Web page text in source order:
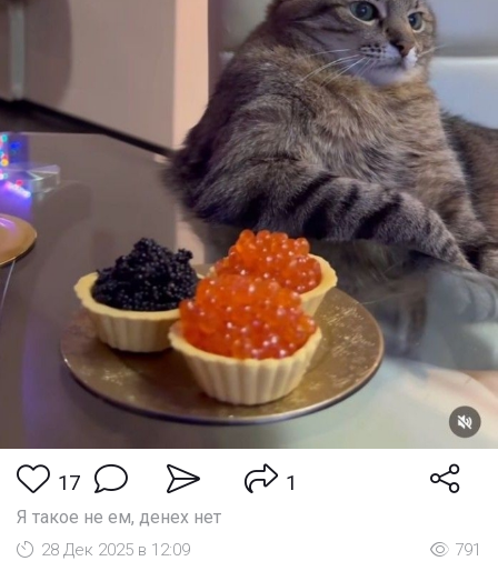
17 1
Я такое не ем, денех нет
28 Дек 2025 в 12:09
791